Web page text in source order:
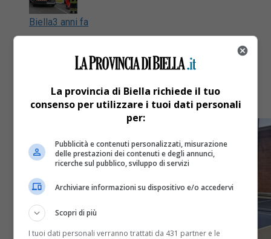
Biella3 anni fa
Biella, donna trovata morta nella
propria abitazione
Tragedia questa mattina in via per Candelo
La provincia di Biella richiede il tuo
consenso per utilizzare i tuoi dati personali
per:
Pubblicità e contenuti personalizzati, misurazione
delle prestazioni dei contenuti e degli annunci,
ricerche sul pubblico, sviluppo di servizi
Archiviare informazioni su dispositivo e/o accedervi
Scopri di più
I tuoi dati personali verranno trattati da 431 partner e le